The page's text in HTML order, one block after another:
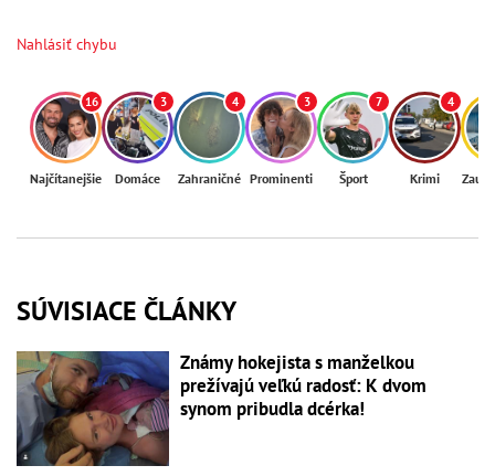
Nahlásiť chybu
16
Najčítanejšie
3
Domáce
4
Zahraničné
3
Prominenti
7
Šport
4
Krimi
SÚVISIACE ČLÁNKY
Známy hokejista s manželkou
prežívajú veľkú radosť: K dvom
synom pribudla dcérka!